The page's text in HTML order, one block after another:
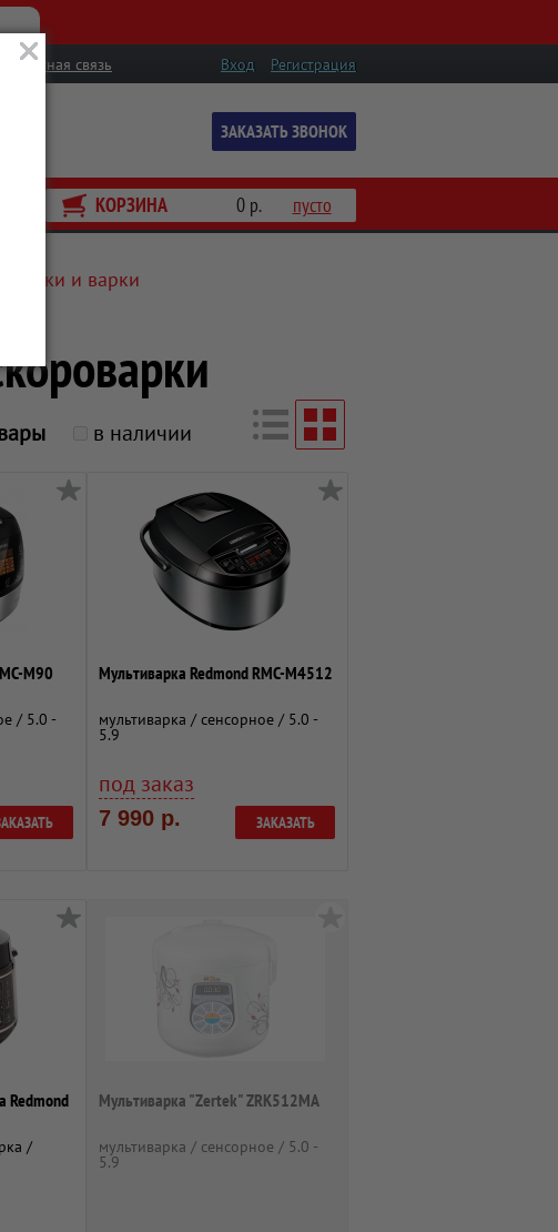
Вход Регистрация
Обратная связь
ЗАКАЗАТЬ ЗВОНОК
КОРЗИНА 0 р. пусто
жарки и варки
в наличии
M90
/ 5.0 -
Мультиварка Redmond RMC-M4512
мультиварка / сенсорное / 5.0 -
5.9
под заказ
7 990 р. ЗАКАЗАТЬ
Redmond
/
Мультиварка "Zertek" ZRK512MA
мультиварка / сенсорное / 5.0 -
5.9